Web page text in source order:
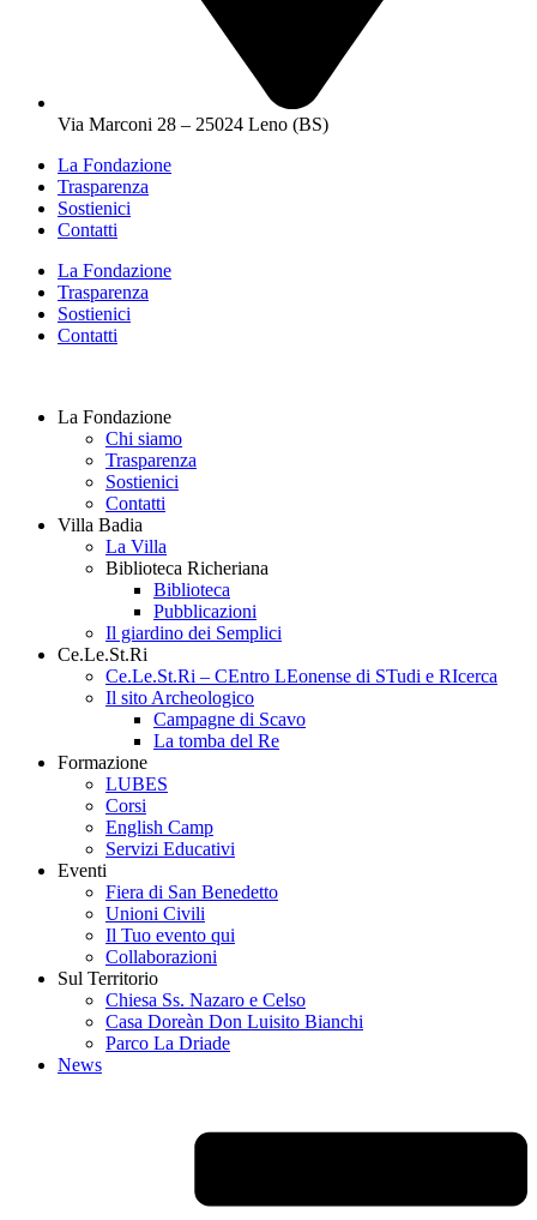
Via Marconi 28 – 25024 Leno (BS)
La Fondazione
Trasparenza
Sostienici
Contatti
La Fondazione
Trasparenza
Sostienici
Contatti
La Fondazione
Chi siamo
Trasparenza
Sostienici
Contatti
Villa Badia
La Villa
Biblioteca Richeriana
Biblioteca
Pubblicazioni
Il giardino dei Semplici
Ce.Le.St.Ri
Ce.Le.St.Ri – CEntro LEonense di STudi e RIcerca
Il sito Archeologico
Campagne di Scavo
La tomba del Re
Formazione
LUBES
Corsi
English Camp
Servizi Educativi
Eventi
Fiera di San Benedetto
Unioni Civili
Il Tuo evento qui
Collaborazioni
Sul Territorio
Chiesa Ss. Nazaro e Celso
Casa Doreàn Don Luisito Bianchi
Parco La Driade
News